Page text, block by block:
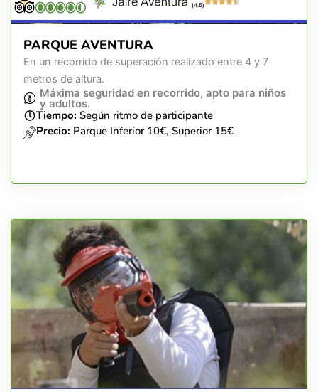
(4.5)
PARQUE AVENTURA
En un recorrido de superación realizado entre 4 y 7
metros de altura.
Máxima seguridad en recorrido, apto para niños
y adultos.
Tiempo: Según ritmo de participante
Precio: Parque Inferior 10€, Superior 15€